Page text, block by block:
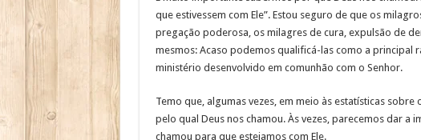
que estivessem com Ele”. Estou seguro de que os
pregação poderosa, os milagres de cura, expulsão de
mesmos: Acaso podemos qualificá-las como a principal
ministério desenvolvido em comunhão com o Senhor.
Temo que, algumas vezes, em meio às estatísticas
pelo qual Deus nos chamou. Às vezes, parecemos dar a
chamou para que estejamos com Ele.